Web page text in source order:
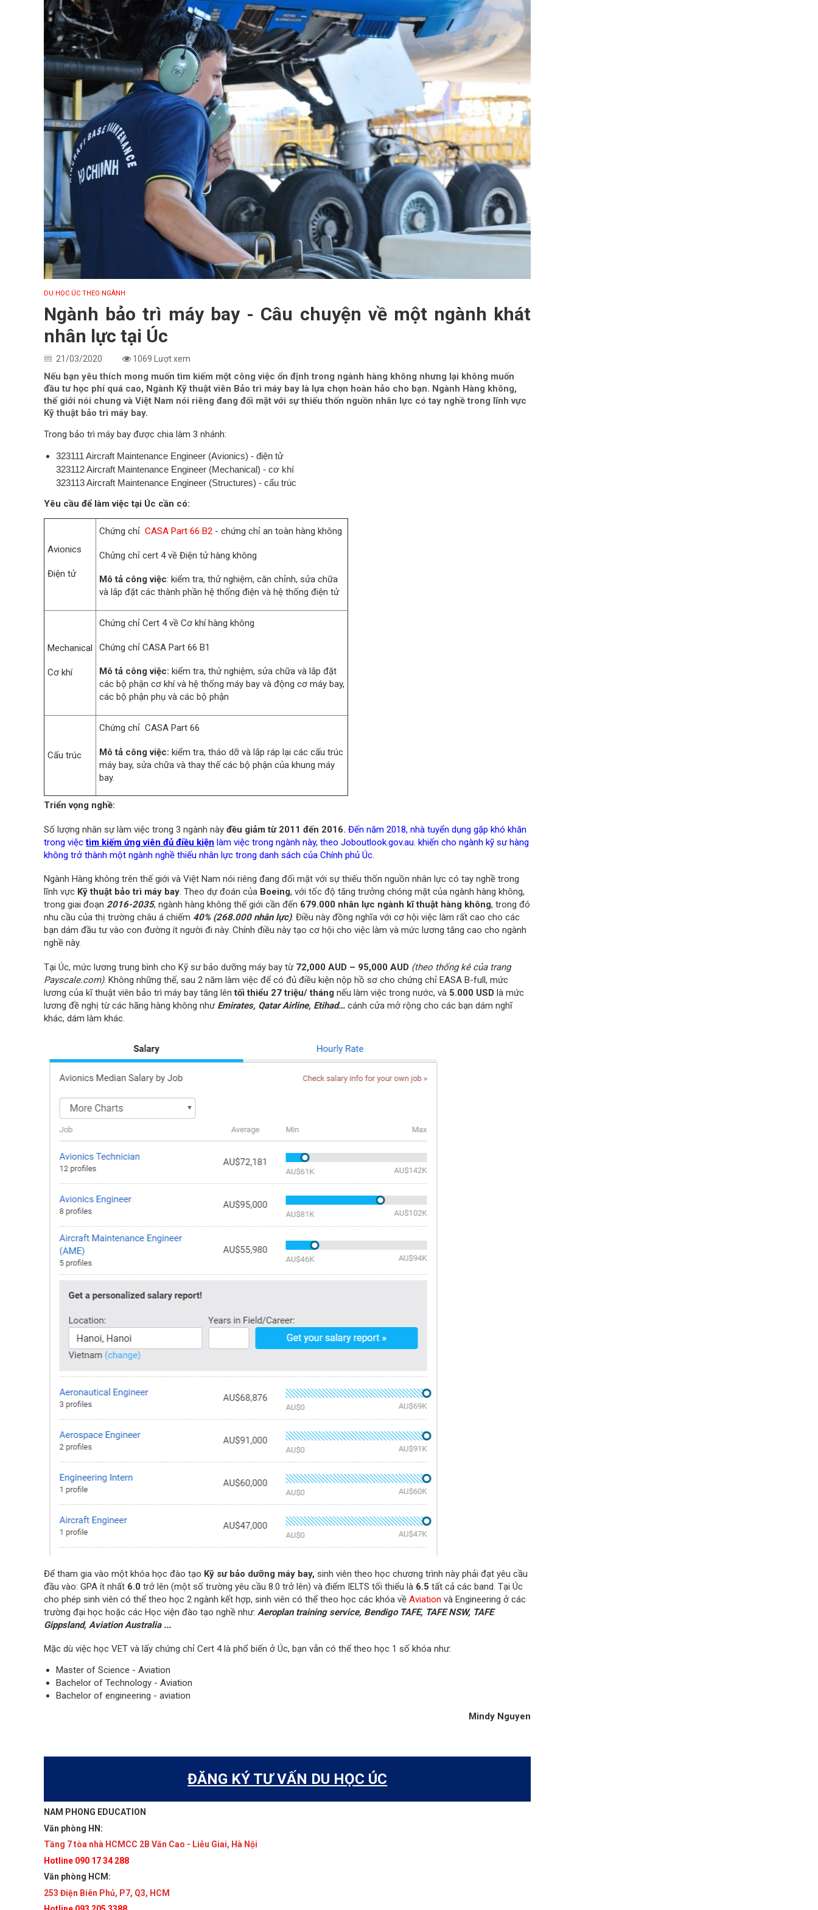
DU HỌC ÚC THEO NGÀNH
Ngành bảo trì máy bay - Câu chuyện về một ngành khát
nhân lực tại Úc
21/03/2020 1069 Lượt xem
Nếu bạn yêu thích mong muốn tìm kiếm một công việc ổn định trong ngành hàng không nhưng lại không muốn
đầu tư học phí quá cao, Ngành Kỹ thuật viên Bảo trì máy bay là lựa chọn hoàn hảo cho bạn. Ngành Hàng không,
thế giới nói chung và Việt Nam nói riêng đang đối mặt với sự thiếu thốn nguồn nhân lực có tay nghề trong lĩnh vực
Kỹ thuật bảo trì máy bay.
Trong bảo trì máy bay được chia làm 3 nhánh:
323111 Aircraft Maintenance Engineer (Avionics) - điện tử
323112 Aircraft Maintenance Engineer (Mechanical) - cơ khí
323113 Aircraft Maintenance Engineer (Structures) - cấu trúc
Yêu cầu để làm việc tại Úc cần có:
Avionics
Điện tử
Chứng chỉ CASA Part 66 B2 - chứng chỉ an toàn hàng không
Chửng chỉ cert 4 về Điện tử hàng không
Mô tả công việc: kiểm tra, thử nghiệm, căn chỉnh, sửa chữa
và lắp đặt các thành phần hệ thống điện và hệ thống điện tử
Mechanical
Cơ khí
Chứng chỉ Cert 4 về Cơ khí hàng không
Chứng chỉ CASA Part 66 B1
Mô tả công việc: kiểm tra, thử nghiệm, sửa chữa và lắp đặt
các bộ phận cơ khí và hệ thống máy bay và động cơ máy bay,
các bộ phận phụ và các bộ phận
Cấu trúc
Chứng chỉ CASA Part 66
Mô tả công việc: kiểm tra, tháo dỡ và lắp ráp lại các cấu trúc
máy bay, sửa chữa và thay thế các bộ phận của khung máy
bay.
Triển vọng nghề:
Số lượng nhân sự làm việc trong 3 ngành này đều giảm từ 2011 đến 2016. Đến năm 2018, nhà tuyển dụng gặp khó khăn
trong việctìm kiếm ứng viên đủ điều kiện làm việc trong ngành này, theo Joboutlook.gov.au. khiến cho ngành kỹ sư hàng
không trở thành một ngành nghề thiếu nhân lực trong danh sách của Chính phủ Úc.
Ngành Hàng không trên thế giới và Việt Nam nói riêng đang đối mặt với sự thiếu thốn nguồn nhân lực có tay nghề trong
lĩnh vực Kỹ thuật bảo trì máy bay. Theo dự đoán của Boeing, với tốc độ tăng trưởng chóng mặt của ngành hàng không,
trong giai đoạn 2016-2035, ngành hàng không thế giới cần đến 679.000 nhân lực ngành kĩ thuật hàng không, trong đó
nhu cầu của thị trường châu á chiếm 40% (268.000 nhân lực). Điều này đồng nghĩa với cơ hội việc làm rất cao cho các
bạn dám đầu tư vào con đường ít người đi này. Chính điều này tạo cơ hội cho việc làm và mức lương tăng cao cho ngành
nghề này.
Tại Úc, mức lương trung bình cho Kỹ sư bảo dưỡng máy bay từ 72,000 AUD – 95,000 AUD (theo thống kê của trang
Payscale.com). Không những thế, sau 2 năm làm việc để có đủ điều kiện nộp hồ sơ cho chứng chỉ EASA B-full, mức
lương của kĩ thuật viên bảo trì máy bay tăng lêntối thiểu 27 triệu/ tháng nếu làm việc trong nước, và 5.000 USD là mức
lương đề nghị từ các hãng hàng không như Emirates, Qatar Airline, Etihad… cánh cửa mở rộng cho các bạn dám nghĩ
khác, dám làm khác.
Để tham gia vào một khóa học đào tạo Kỹ sư bảo dưỡng máy bay, sinh viên theo học chương trình này phải đạt yêu cầu
đầu vào: GPA ít nhất 6.0 trở lên (một số trường yêu cầu 8.0 trở lên) và điểm IELTS tối thiểu là 6.5 tất cả các band. Tại Úc
cho phép sinh viên có thể theo học 2 ngành kết hợp, sinh viên có thể theo học các khóa về Aviation và Engineering ở các
trường đại học hoặc các Học viện đào tạo nghề như: Aeroplan training service, Bendigo TAFE, TAFE NSW, TAFE
Gippsland, Aviation Australia ...
Mặc dù việc học VET và lấy chứng chỉ Cert 4 là phổ biến ở Úc, bạn vẫn có thể theo học 1 số khóa như:
Master of Science - Aviation
Bachelor of Technology - Aviation
Bachelor of engineering - aviation
Mindy Nguyen
ĐĂNG KÝ TƯ VẤN DU HỌC ÚC
NAM PHONG EDUCATION
Văn phòng HN:
Tầng 7 tòa nhà HCMCC 2B Văn Cao - Liễu Giai, Hà Nội
Hotline 090 17 34 288
Văn phòng HCM:
253 Điện Biên Phủ, P7, Q3, HCM